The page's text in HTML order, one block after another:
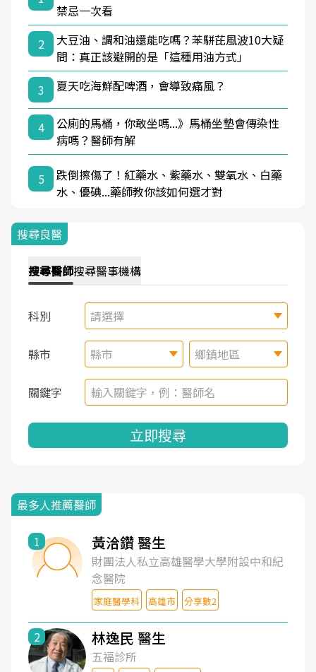
禁忌一次看
2
大豆油、調和油還能吃嗎？苯駢芘風波10大疑
問：真正該避開的是「這種用油方式」
3
夏天吃海鮮配啤酒，會導致痛風？
4
公廁的馬桶，你敢坐嗎...》馬桶坐墊會傳染性
病嗎？醫師有解
5
跌倒擦傷了！紅藥水、紫藥水、雙氧水、白藥
水、優碘...藥師教你該如何選才對
搜尋良醫
搜尋醫師搜尋醫事機構
科別 請選擇
縣市 縣市 鄉鎮地區
關鍵字
立即搜尋
最多人推薦醫師
1 黃洽鑽 醫生
財團法人私立高雄醫學大學附設中和紀
念醫院
家庭醫學科 高雄市 分享數2
2 林逸民 醫生
五福診所